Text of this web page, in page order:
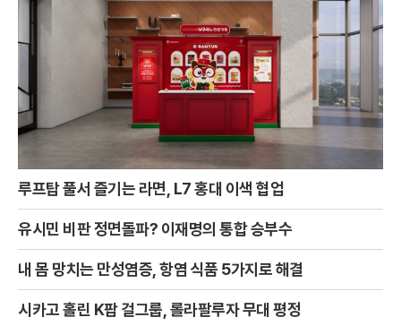
루프탑 풀서 즐기는 라면, L7 홍대 이색 협업
유시민 비판 정면돌파? 이재명의 통합 승부수
내 몸 망치는 만성염증, 항염 식품 5가지로 해결
시카고 홀린 K팝 걸그룹, 롤라팔루자 무대 평정